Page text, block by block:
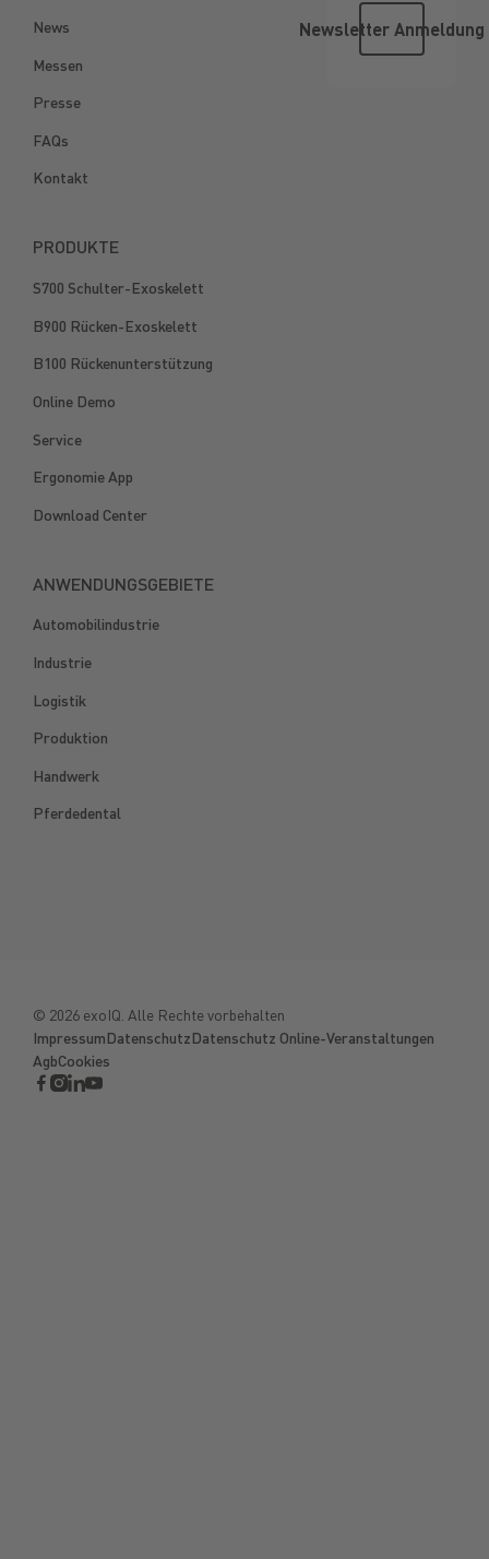
News
Messen
Presse
FAQs
Kontakt
PRODUKTE
S700 Schulter-Exoskelett
B900 Rücken-Exoskelett
B100 Rückenunterstützung
Online Demo
Service
Ergonomie App
Download Center
ANWENDUNGSGEBIETE
Automobilindustrie
Industrie
Logistik
Produktion
Handwerk
Pferdedental
Newsletter
Newsletter Anmeldung
© 2026exoIQ. Alle Rechte vorbehalten
ImpressumDatenschutzDatenschutz Online-Veranstaltungen
AgbCookies